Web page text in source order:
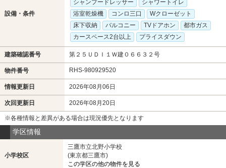
設備・条件
シャンプードレッサー
シャワートイレ
浴室乾燥機
コンロ三口
Wクローゼット
床下収納
バルコニー TVドアホン
都市ガス
カースペース2台以上
プライスダウン
建築確認番号 第２５ＵＤＩ１Ｗ建０６６３２号
物件番号 RHS-980929520
情報更新日 2026年08月06日
次回更新日 2026年08月20日
※各種情報と差異がある場合は現況優先となります
学区情報
小学校区
三鷹市立北野小学校
(東京都三鷹市)
この学区の他の物件を見る